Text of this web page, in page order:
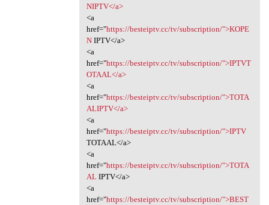
NIPTV</a>
<a
href="https://besteiptv.cc/tv/subscription/">KOPE
NIPTV</a>
<a
href="https://besteiptv.cc/tv/subscription/">IPTVT
OTAAL</a>
<a
href="https://besteiptv.cc/tv/subscription/">TOTA
ALIPTV</a>
<a
href="https://besteiptv.cc/tv/subscription/">IPTV
TOTAAL</a>
<a
href="https://besteiptv.cc/tv/subscription/">TOTA
ALIPTV</a>
<a
href="https://besteiptv.cc/tv/subscription/">BEST